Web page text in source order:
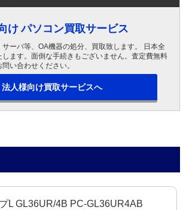
け パソコン買取サービス
ーバ等、OA機器の処分、買取致します。 日本全
します。面倒な手続きもございません。査定費無料
い合わせください。
法人様向け買取サービスへ
L GL36UR/4B PC-GL36UR4AB